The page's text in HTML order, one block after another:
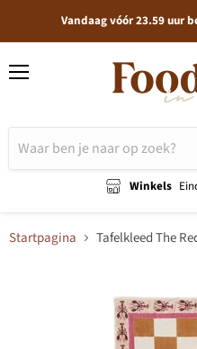
Vandaag vóór 23.59 uur
Winkels
Startpagina Tafelkleed The